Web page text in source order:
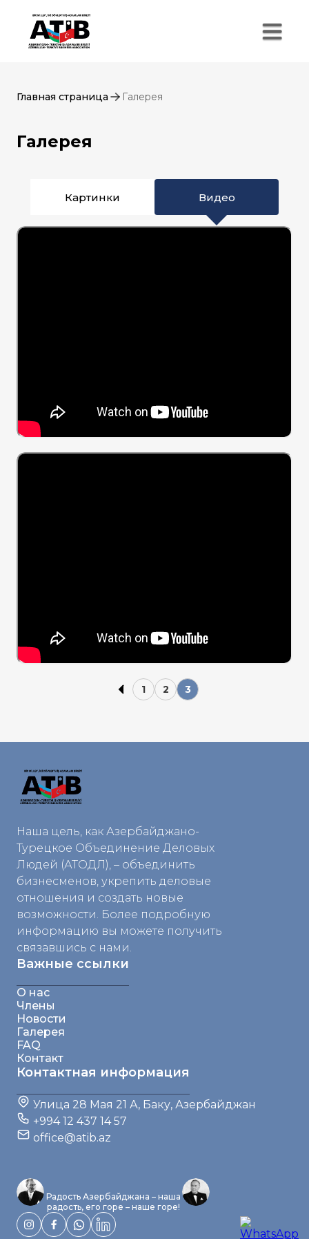
Главная страница Галерея
Галерея
Картинки Видео
1 2 3
Наша цель, как Азербайджано-
Турецкое Объединение Деловых
Людей (АТОДЛ), – объединить
бизнесменов, укрепить деловые
отношения и создать новые
возможности. Более подробную
информацию вы можете получить
связавшись с нами.
Важные ссылки
О нас
Члены
Новости
Галерея
FAQ
Контакт
Контактная информация
Улица 28 Мая 21 А, Баку, Азербайджан
+994 12 437 14 57
office@atib.az
Радость Азербайджана – наша
радость, его горе – наше горе!